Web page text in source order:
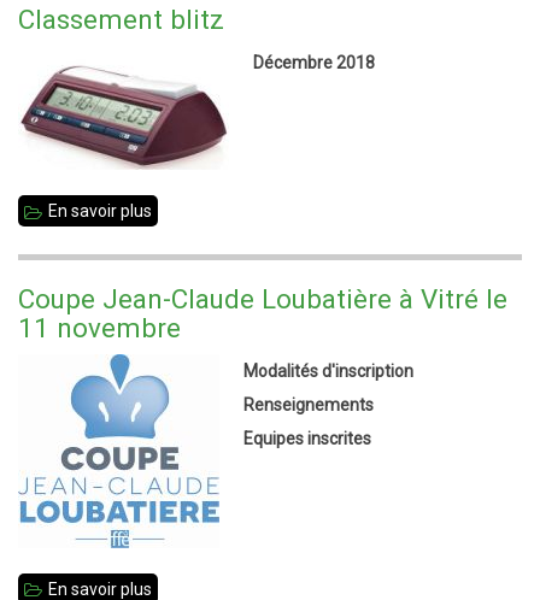
Jeunes
en
Nationale
3
Classement blitz
Décembre 2018
En savoir plus
Coupe Jean-Claude Loubatière à Vitré le
11 novembre
Modalités d'inscription
Renseignements
Equipes inscrites
En savoir plus